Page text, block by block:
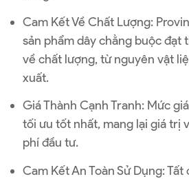
Cam Kết Về Chất Lượng:
sản phẩm dây chằng buộc đạt
về chất lượng, từ nguyên vật
xuất.
Giá Thành Cạnh Tranh: Mức
tối ưu tốt nhất, mang lại giá trị
phí đầu tư.
Cam Kết An Toàn Sử Dụng: Tất